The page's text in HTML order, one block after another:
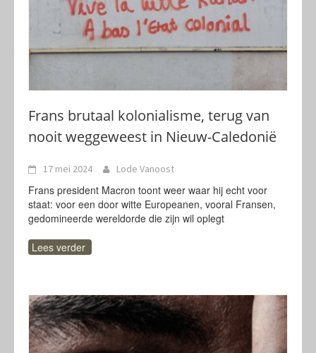
Frans brutaal kolonialisme, terug van
nooit weggeweest in Nieuw-Caledonië
17 mei 2024 Lode Vanoost
Frans president Macron toont weer waar hij echt voor
staat: voor een door witte Europeanen, vooral Fransen,
gedomineerde wereldorde die zijn wil oplegt
Lees verder